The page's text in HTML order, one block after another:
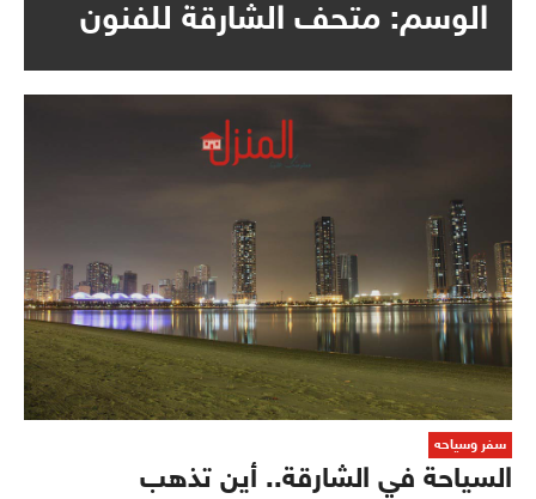
الوسم: متحف الشارقة للفنون
سفر وسياحه
السياحة في الشارقة.. أين تذهب